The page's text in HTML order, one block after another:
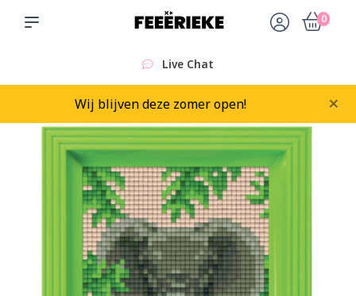
0
Live Chat
Wij blijven deze zomer open! ×